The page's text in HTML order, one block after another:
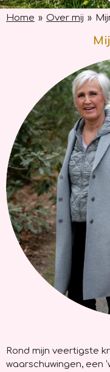
Home » Over mij »
Rond mijn veertigste
waarschuwingen, een